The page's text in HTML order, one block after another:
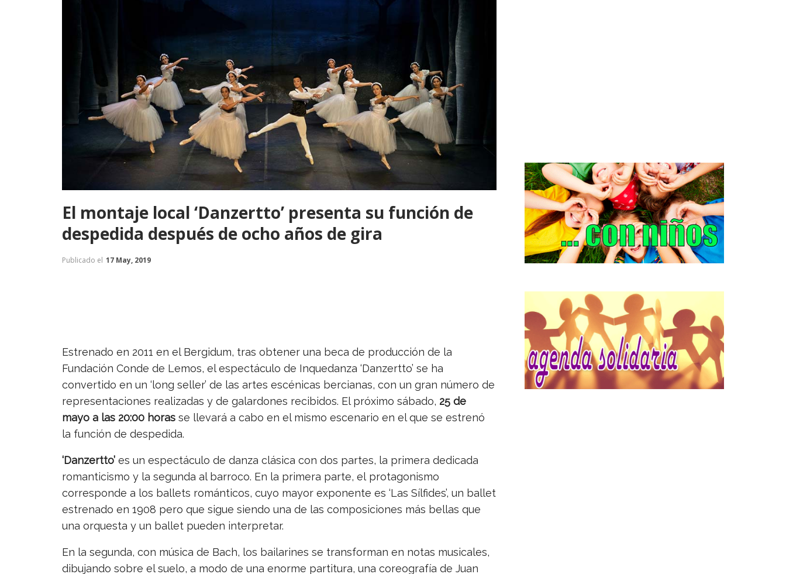
El montaje local ‘Danzertto’ presenta su función de
despedida después de ocho años de gira
Publicado el 17 May, 2019
Estrenado en 2011 en el Bergidum, tras obtener una beca de producción de la
Fundación Conde de Lemos, el espectáculo de Inquedanza ‘Danzertto’ se ha
convertido en un ‘long seller’ de las artes escénicas bercianas, con un gran número de
representaciones realizadas y de galardones recibidos. El próximo sábado, 25 de
mayo a las 20:00 horas se llevará a cabo en el mismo escenario en el que se estrenó
la función de despedida.
‘Danzertto’ es un espectáculo de danza clásica con dos partes, la primera dedicada
romanticismo y la segunda al barroco. En la primera parte, el protagonismo
corresponde a los ballets románticos, cuyo mayor exponente es ‘Las Sílfides’, un ballet
estrenado en 1908 pero que sigue siendo una de las composiciones más bellas que
una orquesta y un ballet pueden interpretar.
En la segunda, con música de Bach, los bailarines se transforman en notas musicales,
dibujando sobre el suelo, a modo de una enorme partitura, una coreografía de Juan